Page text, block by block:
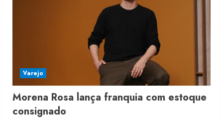
Varejo
Morena Rosa lança franquia com estoque
consignado